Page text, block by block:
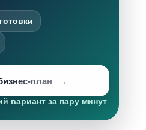
план
вариант за пару минут